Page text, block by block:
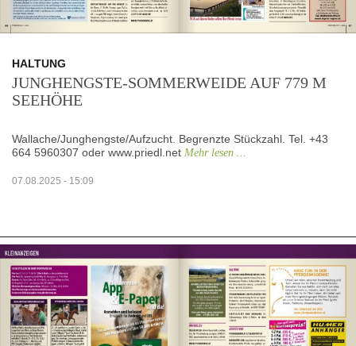
HALTUNG
JUNGHENGSTE-SOMMERWEIDE AUF 779 M
SEEHÖHE
Wallache/Junghengste/Aufzucht. Begrenzte Stückzahl. Tel. +43
664 5960307 oder www.priedl.net Mehr lesen ...
07.08.2025 - 15:09